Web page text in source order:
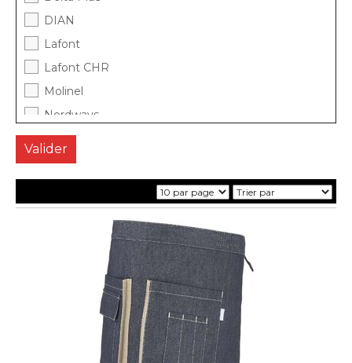
DIAN
Lafont
Lafont CHR
Molinel
Nordways
Top Tex
Uniwork